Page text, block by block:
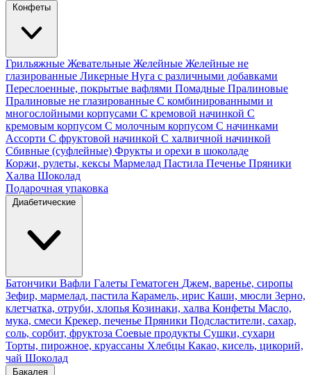
Конфеты
Грильяжные Жевательные Желейные Желейные не
глазированные Ликерные Нуга с различными добавками
Переслоенные, покрытые вафлями Помадные Пралиновые
Пралиновые не глазированные С комбинированными и
многослойными корпусами С кремовой начинкой С
кремовым корпусом С молочным корпусом С начинками
Ассорти С фруктовой начинкой С халвичной начинкой
Сбивные (суфлейные) Фрукты и орехи в шоколаде
Коржи, рулеты, кексы Мармелад Пастила Печенье Пряники
Халва Шоколад
Подарочная упаковка
Диабетические
Батончики Вафли Галеты Гематоген Джем, варенье, сиропы
Зефир, мармелад, пастила Карамель, ирис Каши, мюсли Зерно,
клетчатка, отруби, хлопья Козинаки, халва Конфеты Масло,
мука, смеси Крекер, печенье Пряники Подсластители, сахар,
соль, сорбит, фруктоза Соевые продукты Сушки, сухари
Торты, пирожное, круассаны Хлебцы Какао, кисель, цикорий,
чай Шоколад
Бакалея